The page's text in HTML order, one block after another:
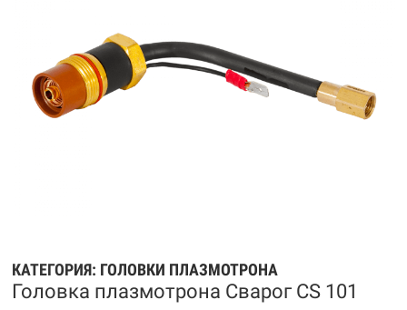
КАТЕГОРИЯ: ГОЛОВКИ ПЛАЗМОТРОНА
Головка плазмотрона Сварог CS 101